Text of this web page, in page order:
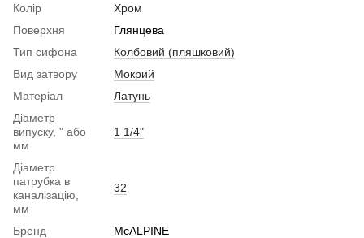
Колір
Хром
Поверхня
Глянцева
Тип сифона
Колбовий (пляшковий)
Вид затвору
Мокрий
Матеріал
Латунь
Діаметр
випуску, " або
мм
1 1/4"
Діаметр
патрубка в
каналізацію,
мм
32
Бренд
McALPINE